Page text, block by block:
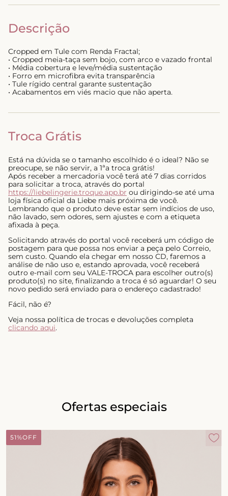
Descrição
Cropped em Tule com Renda Fractal;
• Cropped meia-taça sem bojo, com arco e vazado frontal
• Média cobertura e leve/média sustentação
• Forro em microfibra evita transparência
• Tule rígido central garante sustentação
• Acabamentos em viés macio que não aperta.
Troca Grátis
Está na dúvida se o tamanho escolhido é o ideal? Não se
preocupe, se não servir, a 1ªa troca grátis!
Após receber a mercadoria você terá até 7 dias corridos
para solicitar a troca, através do portal
https://liebelingerie.troque.app.br ou dirigindo-se até uma
loja física oficial da Liebe mais próxima de você.
Lembrando que o produto deve estar sem indícios de uso,
não lavado, sem odores, sem ajustes e com a etiqueta
afixada à peça.
Solicitando através do portal você receberá um código de
postagem para que possa nos enviar a peça pelo Correio,
sem custo. Quando ela chegar em nosso CD, faremos a
análise de não uso e, estando aprovada, você receberá
outro e-mail com seu VALE-TROCA para escolher outro(s)
produto(s) no site, finalizando a troca é só aguardar! O seu
novo pedido será enviado para o endereço cadastrado!
Fácil, não é?
Veja nossa política de trocas e devoluções completa
clicando aqui.
Ofertas especiais
51%OFF